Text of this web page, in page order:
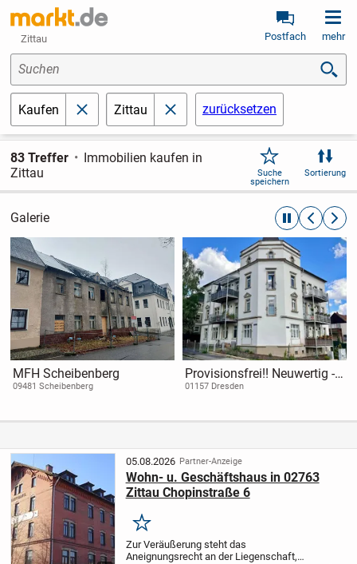
Zittau Postfach mehr
Suchen
Kaufen schließen
Zittau schließenzurücksetzen
83 Treffer
Immobilien kaufen in
Zittau
Suche
speichern
Sortierung
Galerie automatische
MFH Scheibenberg
09481 Scheibenberg
Provisionsfrei!! Neuwertig -
vollständig renovierte 3
und Blick über die Stadt.
01157 Dresden
05.08.2026 Partner-Anzeige
Wohn- u. Geschäftshaus in 02763
Zittau Chopinstraße 6
Merken
Zur Veräußerung steht das
Aneignungsrecht an der Liegenschaft,